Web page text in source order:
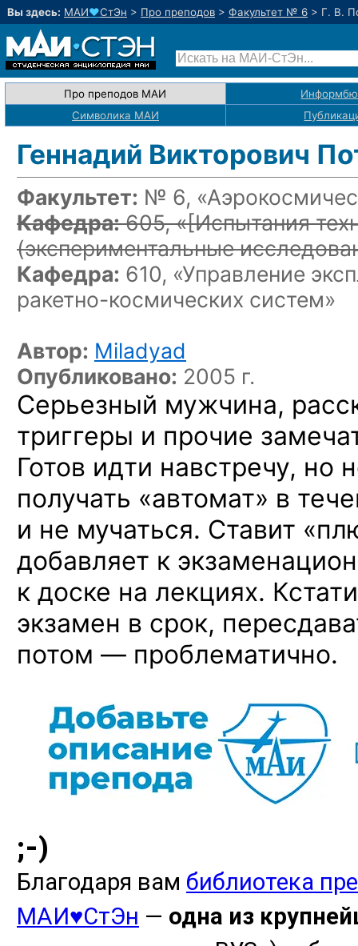
Вы здесь: МАИ♥СтЭн > Про преподов > Факультет № 6 > Г. В.
Про преподов МАИ
Символика МАИ
Геннадий Викторович
Факультет: № 6,
Кафедра:605, «[Испытания
(экспериментальные
Кафедра: 610, «Управление
ракетно-космических систем»
Автор: Miladyad
Опубликовано: 2005 г.
Серьезный мужчина,
триггеры и прочие
Готов идти навстречу, но
получать «автомат» в
и не мучаться. Ставит
добавляет к
к доске на лекциях.
экзамен в срок,
потом — проблематично.